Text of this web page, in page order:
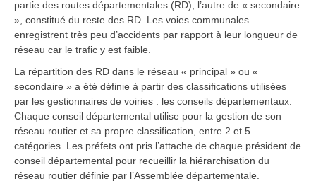
partie des routes départementales (RD), l’autre de « secondaire
», constitué du reste des RD. Les voies communales
enregistrent très peu d’accidents par rapport à leur longueur de
réseau car le trafic y est faible.
La répartition des RD dans le réseau « principal » ou «
secondaire » a été définie à partir des classifications utilisées
par les gestionnaires de voiries : les conseils départementaux.
Chaque conseil départemental utilise pour la gestion de son
réseau routier et sa propre classification, entre 2 et 5
catégories. Les préfets ont pris l’attache de chaque président de
conseil départemental pour recueillir la hiérarchisation du
réseau routier définie par l’Assemblée départementale.